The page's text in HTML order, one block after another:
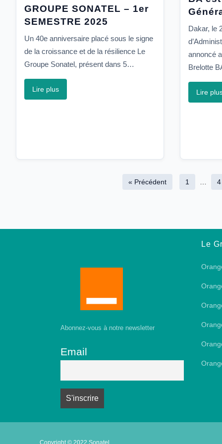
GROUPE SONATEL – 1er
SEMESTRE 2025
Un 40e anniversaire placé sous le signe
de la croissance et de la résilience Le
Groupe Sonatel, présent dans 5…
Lire plus
Dakar, le
annoncé
Brelotte
Lire
« Précédent 1 … 4
Abonnez-vous à notre newsletter
Email
Le